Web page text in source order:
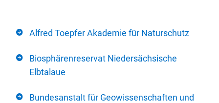
Alfred Toepfer Akademie für Naturschutz
Biosphärenreservat Niedersächsische
Elbtalaue
Bundesanstalt für Geowissenschaften und